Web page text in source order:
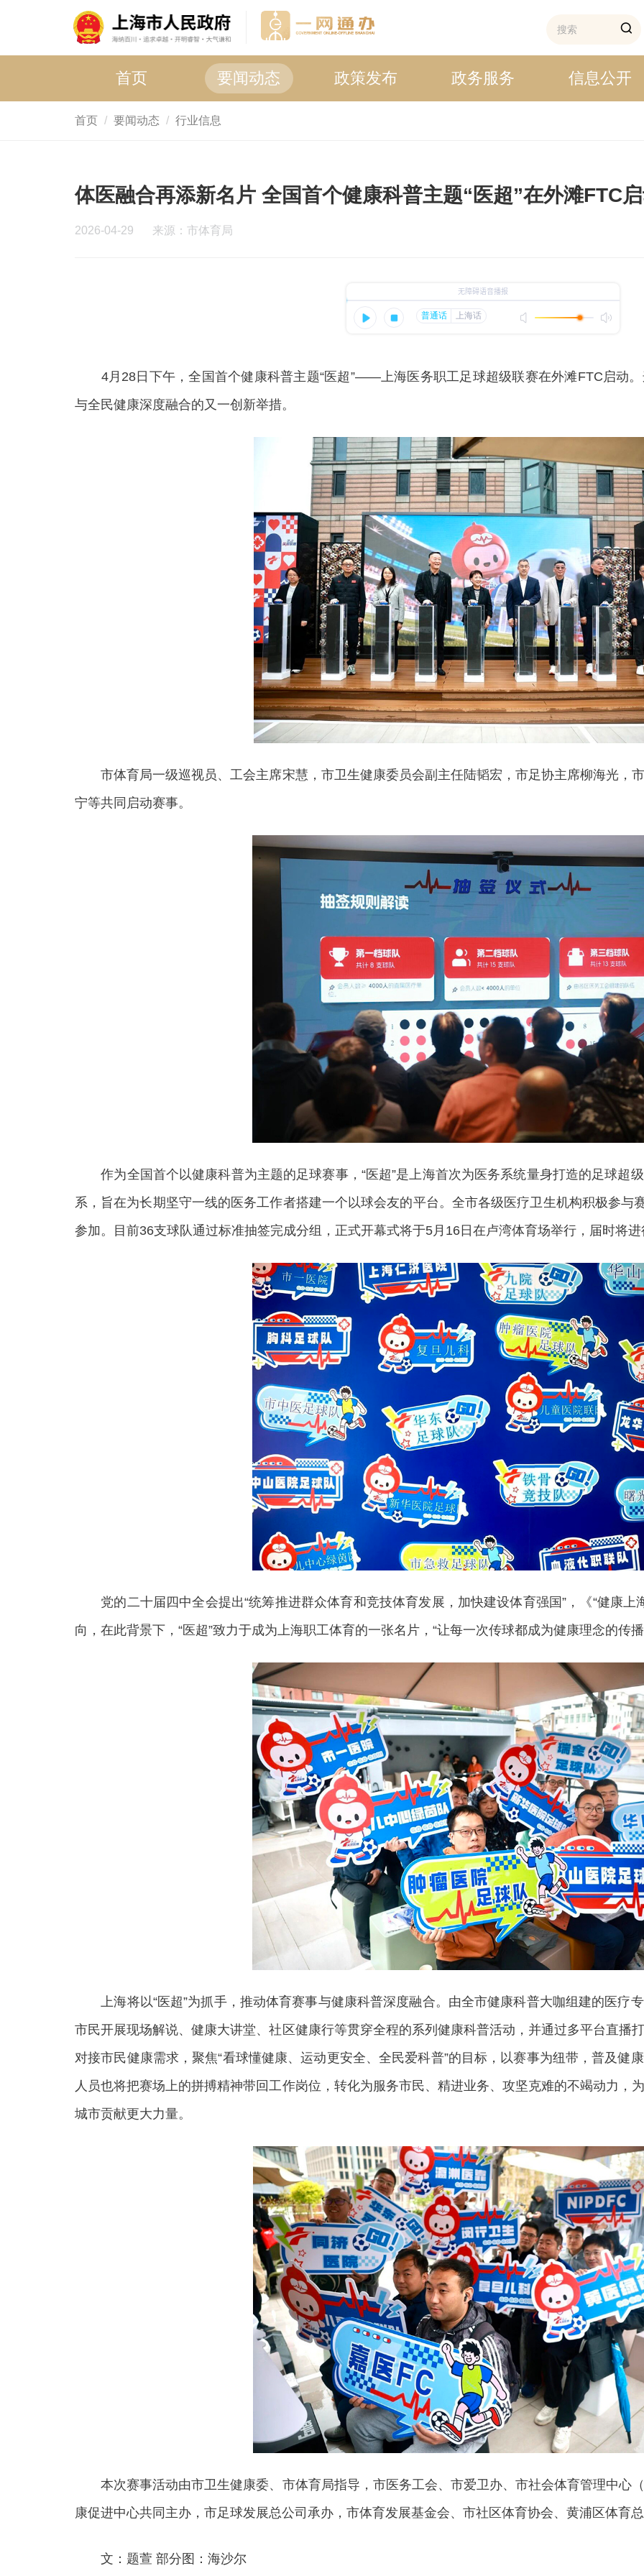
首页 要闻动态 政策发布 政务服务 信息公开
首页 要闻动态 行业信息
体医融合再添新名片 全国首个健康科普主题“医超”在外滩FTC
2026-04-29 来源：市体育局
4月28日下午，全国首个健康科普主题“医超”——上海医务职工足球超级联赛在外滩FTC启动。
与全民健康深度融合的又一创新举措。
市体育局一级巡视员、工会主席宋慧，市卫生健康委员会副主任陆韬宏，市足协主席柳海光，
宁等共同启动赛事。
作为全国首个以健康科普为主题的足球赛事，“医超”是上海首次为医务系统量身打造的足球超
系，旨在为长期坚守一线的医务工作者搭建一个以球会友的平台。全市各级医疗卫生机构积极参与
参加。目前36支球队通过标准抽签完成分组，正式开幕式将于5月16日在卢湾体育场举行，届时将
党的二十届四中全会提出“统筹推进群众体育和竞技体育发展，加快建设体育强国”，《“健康上
向，在此背景下，“医超”致力于成为上海职工体育的一张名片，“让每一次传球都成为健康理念的传
上海将以“医超”为抓手，推动体育赛事与健康科普深度融合。由全市健康科普大咖组建的医疗
市民开展现场解说、健康大讲堂、社区健康行等贯穿全程的系列健康科普活动，并通过多平台直播
对接市民健康需求，聚焦“看球懂健康、运动更安全、全民爱科普”的目标，以赛事为纽带，普及健
人员也将把赛场上的拼搏精神带回工作岗位，转化为服务市民、精进业务、攻坚克难的不竭动力，
城市贡献更大力量。
本次赛事活动由市卫生健康委、市体育局指导，市医务工会、市爱卫办、市社会体育管理中心
康促进中心共同主办，市足球发展总公司承办，市体育发展基金会、市社区体育协会、黄浦区体育
文：题萱 部分图：海沙尔